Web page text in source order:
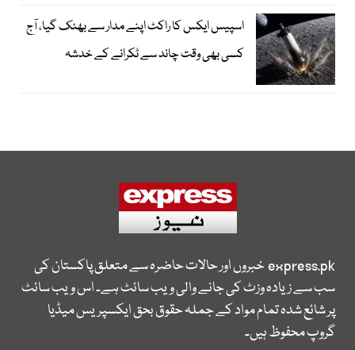
اسپیس ایکس کا راکٹ اپنے مدار سے بھٹک گیا، آج
کسی بھی وقت چاند سے ٹکرانے کے خدشہ
express.pkخبروں اور حالات حاضرہ سے متعلق پاکستان کی
سب سے زیادہ وزٹ کی جانے والی ویب سائٹ ہے۔ اس ویب سائٹ
پر شائع شدہ تمام مواد کے جملہ حقوق بحق ایکسپریس میڈیا
گروپ محفوظ ہیں۔